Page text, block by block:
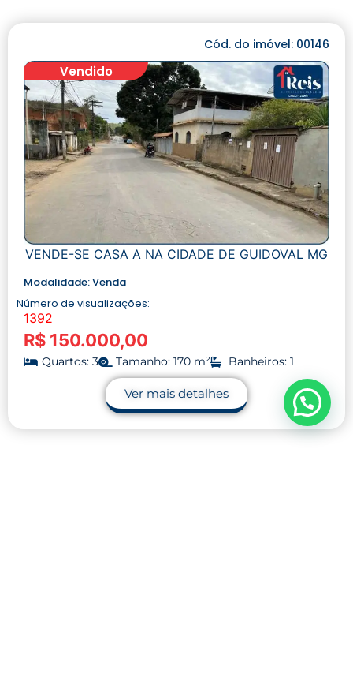
Cód. do imóvel: 00146
Vendido
VENDE-SE CASA A NA CIDADE DE GUIDOVAL MG
Modalidade:Venda
Número de visualizações:
1392
R$ 150.000,00
Quartos: 3 Tamanho: 170 m² Banheiros: 1
Ver mais detalhes